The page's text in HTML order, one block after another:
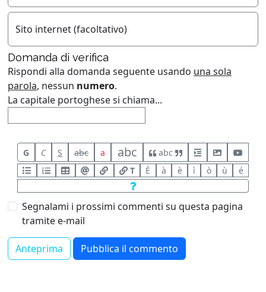
Sito internet (facoltativo)
Domanda di verifica
Rispondi alla domanda seguente usando una sola
parola, nessun numero.
La capitale portoghese si chiama...
G C S abc a abc
abc
T
È à è ì ò ù é
Segnalami i prossimi commenti su questa pagina
tramite e-mail